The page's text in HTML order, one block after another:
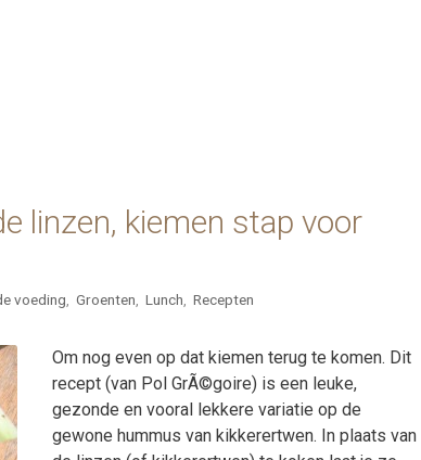
linzen, kiemen stap voor
voeding Groenten Lunch Recepten
Om nog even op dat kiemen terug te komen. Dit
recept (van Pol GrÃ©goire) is een leuke,
gezonde en vooral lekkere variatie op de
gewone hummus van kikkerertwen. In plaats van